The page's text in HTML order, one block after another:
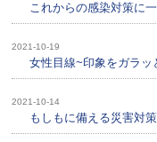
これからの感染対策に
2021-10-19
女性目線~印象をガラッ
2021-10-14
もしもに備える災害対